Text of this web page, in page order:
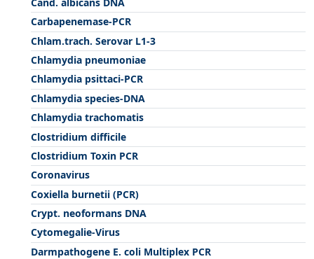
Carbapenemase-PCR
Chlam.trach. Serovar L1-3
Chlamydia pneumoniae
Chlamydia psittaci-PCR
Chlamydia species-DNA
Chlamydia trachomatis
Clostridium difficile
Clostridium Toxin PCR
Coronavirus
Coxiella burnetii (PCR)
Crypt. neoformans DNA
Cytomegalie-Virus
Darmpathogene E. coli Multiplex PCR